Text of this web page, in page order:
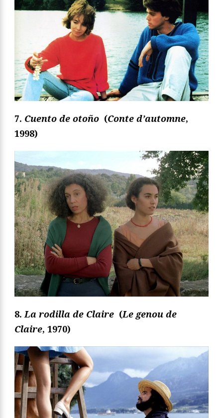
7. Cuento de otoño (Conte d’automne,
1998)
8.La rodilla de Claire (Le genou de
Claire, 1970)